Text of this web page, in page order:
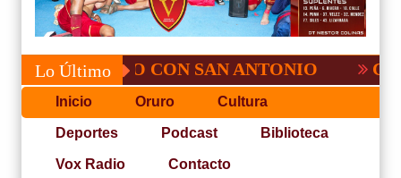
Lo Último
PUDO CON SAN ANTONIO COPA
Inicio Oruro Cultura
Deportes Podcast Biblioteca
Vox Radio Contacto